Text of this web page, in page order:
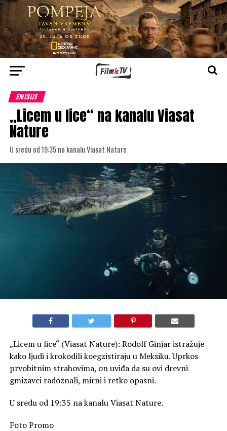
EMISIJE
„Licem u lice“ na kanalu Viasat
Nature
U sredu od 19:35 na kanalu Viasat Nature
„Licem u lice“ (Viasat Nature): Rodolf Ginjar istražuje
kako ljudi i krokodili koegzistiraju u Meksiku. Uprkos
prvobitnim strahovima, on uviđa da su ovi drevni
gmizavci radoznali, mirni i retko opasni.
U sredu od 19:35 na kanalu Viasat Nature.
Foto Promo